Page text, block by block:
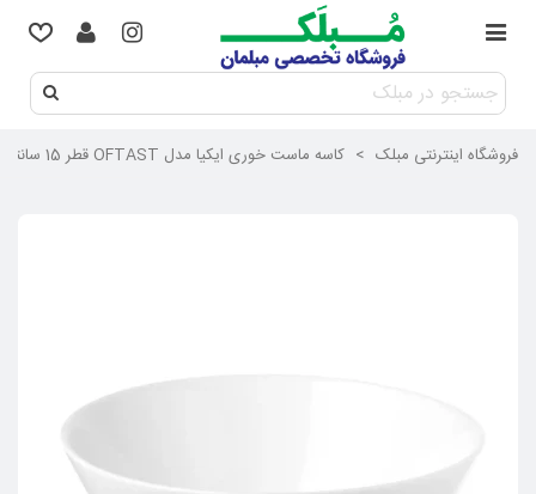
فروشگاه اینترنتی مبلک > کاسه ماست خوری ایکیا مدل OFTAST قطر 15 سانتیمتر رنگ سفید